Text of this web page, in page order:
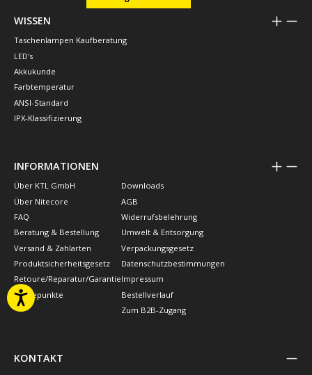
WISSEN
Taschenlampen Kaufberatung
LED's
Akkukunde
Farbtemperatur
ANSI-Standard
IPX-Klassifizierung
INFORMATIONEN
Über KTL GmbH
Über Nitecore
FAQ
Beratung & Bestellung
Versand & Zahlarten
Produktsicherheitsgesetz
Retoure/Reparatur/Garantie
Treuepunkte
Downloads
AGB
Widerrufsbelehrung
Umwelt & Entsorgung
Verpackungsgesetz
Datenschutzbestimmungen
Impressum
Bestellverlauf
Zum B2B-Zugang
KONTAKT